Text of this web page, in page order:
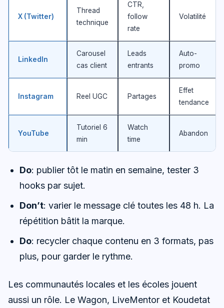
X (Twitter)
Thread
technique
CTR,
follow
rate
Volatilité
LinkedIn
Carousel
cas client
Leads
entrants
Auto-
promo
Instagram Reel UGC Partages
Effet
tendance
YouTube
Tutoriel 6
min
Watch
time
Abandon
Do: publier tôt le matin en semaine, tester 3
hooks par sujet.
Don’t: varier le message clé toutes les 48 h. La
répétition bâtit la marque.
Do: recycler chaque contenu en 3 formats, pas
plus, pour garder le rythme.
Les communautés locales et les écoles jouent
aussi un rôle. Le Wagon, LiveMentor et Koudetat